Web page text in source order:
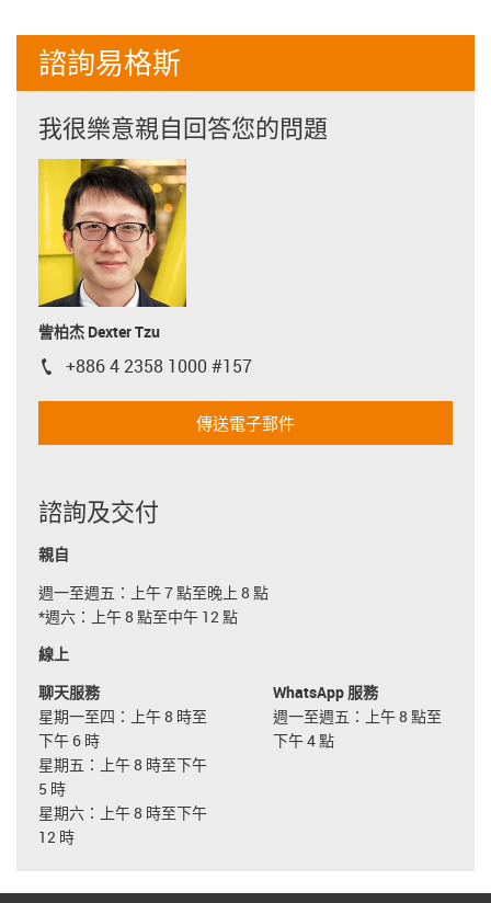
諮詢易格斯
我很樂意親自回答您的問題
訾柏杰 Dexter Tzu
igus-icon-phone
+886 4 2358 1000 #157
傳送電子郵件
諮詢及交付
親自
週一至週五：上午 7 點至晚上 8 點
*週六：上午 8 點至中午 12 點
線上
聊天服務
星期一至四：上午 8 時至
下午 6 時
星期五：上午 8 時至下午
5 時
星期六：上午 8 時至下午
12 時
WhatsApp 服務
週一至週五：上午 8 點至
下午 4 點